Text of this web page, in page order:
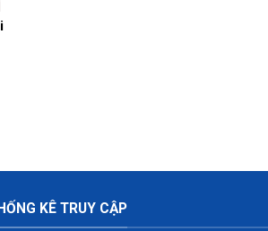
KÊ TRUY CẬP